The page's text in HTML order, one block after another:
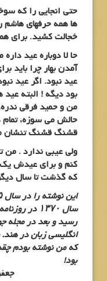
حتی انجایی را که
ها همه حرفهای هاشم
خجالت کشید. برای
حا لا دوباره عید
آمدن بهار چرا باید
عید نبود. اگر عید
بود دیگه ! البته
من و حمید فرقی
حالش می سوزه،
قشنگ قشنگ تنشان
ولی عیبی ندارد . من
کنم و برای عیدش
که گذشت تا سال
سال ۱۳۷۰
رسید و بعد در مجله
انگلیسی زبان در
که من نوشته بودم